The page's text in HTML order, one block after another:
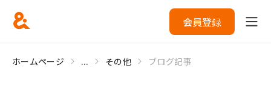
会員登録
ホームページ ... その他 ブログ記事